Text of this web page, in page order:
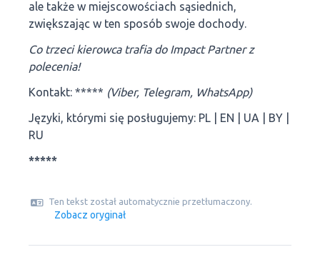
ale także w miejscowościach sąsiednich,
zwiększając w ten sposób swoje dochody.
Co trzeci kierowca trafia do Impact Partner z
polecenia!
Kontakt: ***** (Viber, Telegram, WhatsApp)
Języki, którymi się posługujemy: PL | EN | UA | BY |
RU
*****
Ten tekst został automatycznie przetłumaczony.
Zobacz oryginał